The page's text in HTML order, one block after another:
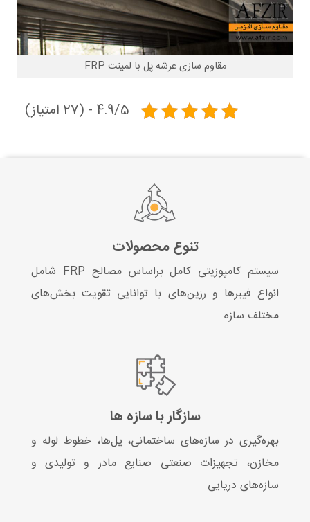
مقاوم سازی عرشه پل با لمینت FRP
4.9/5 - (27 امتیاز)
تنوع محصولات
سیستم کامپوزیتی کامل براساس مصالح FRP شامل
انواع فیبرها و رزین‌های با توانایی تقویت بخش‌های
مختلف سازه
سازگار با سازه ها
بهره‌گیری در سازه‌های ساختمانی، پل‌ها، خطوط لوله و
مخازن، تجهیزات صنعتی صنایع مادر و تولیدی و
سازه‌های دریایی